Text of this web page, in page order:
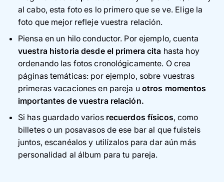
al cabo, esta foto es lo primero que se ve. Elige la
foto que mejor refleje vuestra relación.
Piensa en un hilo conductor. Por ejemplo, cuenta
vuestra historia desde el primera cita hasta hoy
ordenando las fotos cronológicamente. O crea
páginas temáticas: por ejemplo, sobre vuestras
primeras vacaciones en pareja uotros momentos
importantes de vuestra relación.
Si has guardado varios recuerdos físicos, como
billetes o un posavasos de ese bar al que fuisteis
juntos, escanéalos y utilízalos para dar aún más
personalidad al álbum para tu pareja.